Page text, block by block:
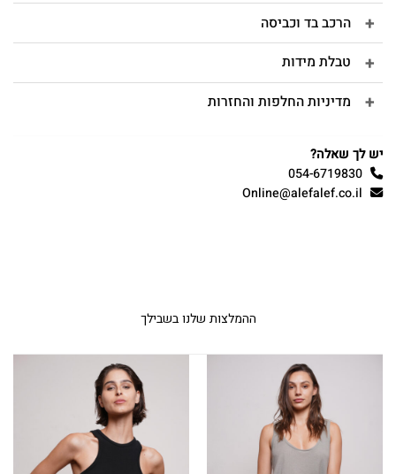
הרכב בד וכביסה
טבלת מידות
מדיניות החלפות והחזרות
יש לך שאלה?
054-6719830
Online@alefalef.co.il
ההמלצות שלנו בשבילך